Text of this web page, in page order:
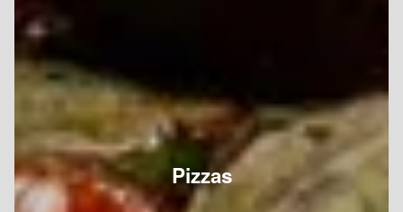
Pizzas